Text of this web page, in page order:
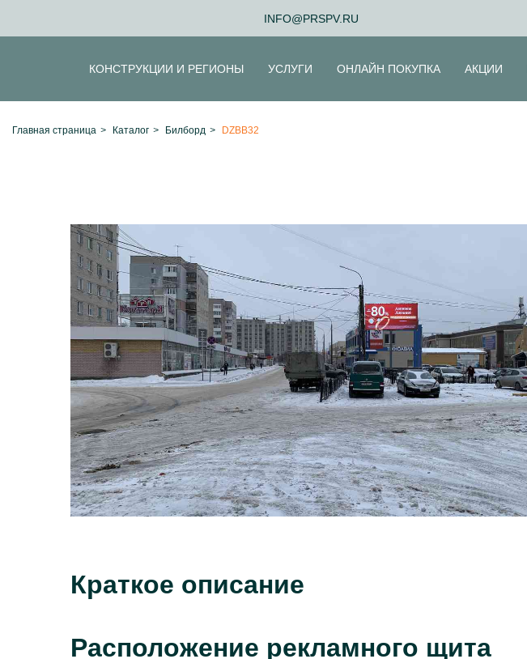
INFO@PRSPV.RU
КОНСТРУКЦИИ И РЕГИОНЫ УСЛУГИ ОНЛАЙН ПОКУПКА АКЦИИ
Главная страница > Каталог > Билборд > DZBB32
Краткое описание
Расположение рекламного щита